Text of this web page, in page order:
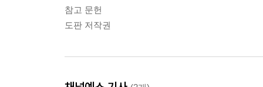
참고 문헌
도판 저작권